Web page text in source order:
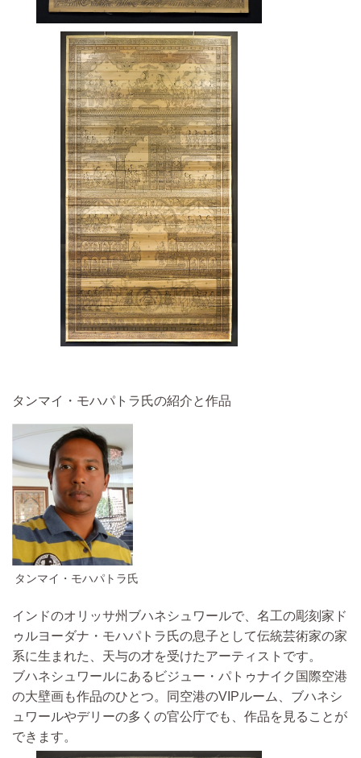
タンマイ・モハパトラ氏の紹介と作品
タンマイ・モハパトラ氏
インドのオリッサ州ブハネシュワールで、名工の彫刻家ド
ゥルヨーダナ・モハパトラ氏の息子として伝統芸術家の家
系に生まれた、天与の才を受けたアーティストです。
ブハネシュワールにあるビジュー・パトゥナイク国際空港
の大壁画も作品のひとつ。同空港のVIPルーム、ブハネシ
ュワールやデリーの多くの官公庁でも、作品を見ることが
できます。